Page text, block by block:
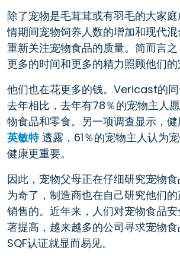
除了宠物是毛茸茸或有羽毛的大家
情期间宠物饲养人数的增加和现代
重新关注宠物食品的质量。简而言
更多的时间和更多的精力照顾他们的
他们也在花更多的钱。Vericast的
去年相比，去年有78％的宠物主人
物食品和零食。另一项调查显示，
英敏特透露，61％的宠物主人认为
健康更重要。
因此，宠物父母正在仔细研究宠物
为奇了，制造商也在自己研究他们
销售的。近年来，人们对宠物食品
著提高，越来越多的公司寻求宠物
SQF认证就显而易见。